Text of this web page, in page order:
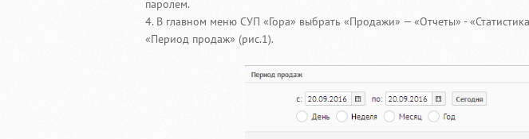
паролем.
4. В главном меню СУП «Гора» выбрать «Продажи» — «Отчеты» -
«Период продаж» (рис.1).